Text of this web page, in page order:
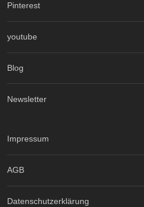
Pinterest
youtube
Blog
Newsletter
Impressum
AGB
Datenschutzerklärung